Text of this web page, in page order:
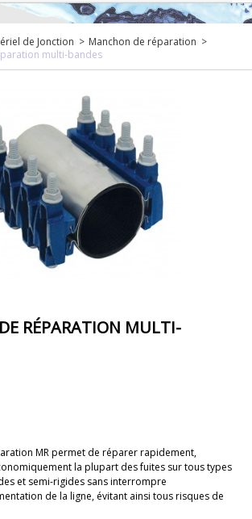
de Jonction > Manchon de réparation >
multi-bandes
RÉPARATION MULTI-
MR permet de réparer rapidement,
la plupart des fuites sur tous types
et semi-rigides sans interrompre
de la ligne, évitant ainsi tous risques de